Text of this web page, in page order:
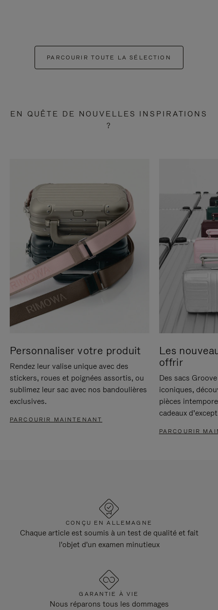
PARCOURIR TOUTE LA SÉLECTION
EN QUÊTE DE NOUVELLES INSPIRATIONS
?
Personnaliser votre produit
Rendez leur valise unique avec des
stickers, roues et poignées assortis, ou
sublimez leur sac avec nos bandoulières
exclusives.
PARCOURIR MAINTENANT
Les
offrir
Des sacs
iconiques,
pièces
cadeaux
PARCOURIR
CONÇU EN ALLEMAGNE
Chaque article est soumis à un test de qualité et fait
l'objet d'un examen minutieux
GARANTIE À VIE
Nous réparons tous les dommages